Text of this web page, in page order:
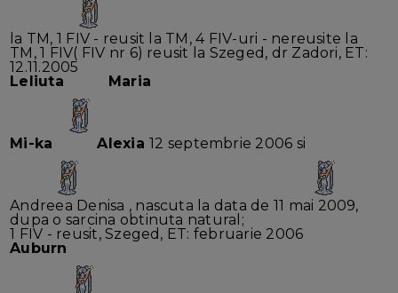
la TM, 1 FIV - reusit la TM, 4 FIV-uri - nereusite la
TM, 1 FIV( FIV nr 6) reusit la Szeged, dr Zadori, ET:
12.11.2005
Leliuta
Maria
Mi-ka Alexia12 septembrie 2006 si
Andreea Denisa , nascuta la data de 11 mai 2009,
dupa o sarcina obtinuta natural;
1 FIV - reusit, Szeged, ET: februarie 2006
Auburn